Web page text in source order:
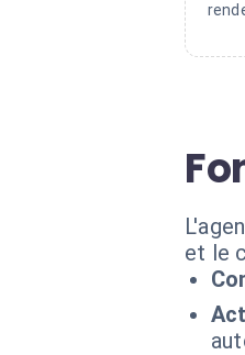
et le